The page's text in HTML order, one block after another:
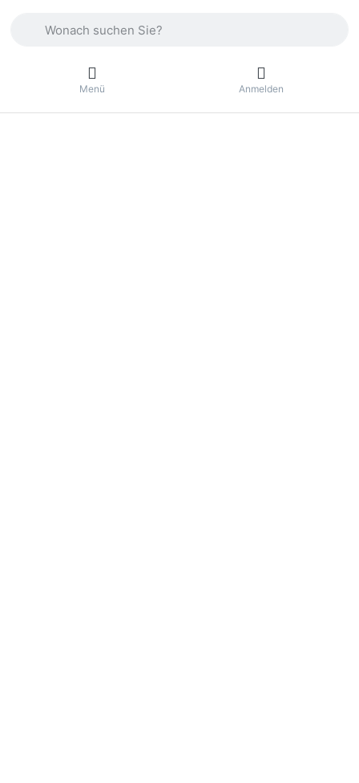
Menü Anmelden